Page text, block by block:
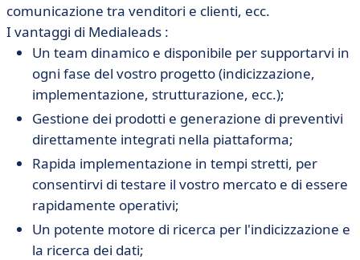
comunicazione tra venditori e clienti, ecc.
I vantaggi di Medialeads :
Un team dinamico e disponibile per supportarvi in
ogni fase del vostro progetto (indicizzazione,
implementazione, strutturazione, ecc.);
Gestione dei prodotti e generazione di preventivi
direttamente integrati nella piattaforma;
Rapida implementazione in tempi stretti, per
consentirvi di testare il vostro mercato e di essere
rapidamente operativi;
Un potente motore di ricerca per l'indicizzazione e
la ricerca dei dati;